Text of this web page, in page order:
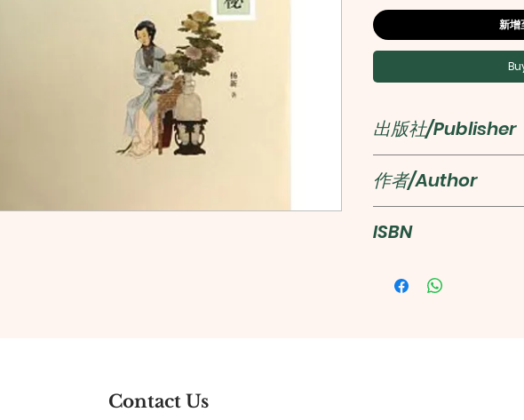
新增
出版社/Publisher
紫禁城出版社
作者/Author
ISBN
Contact Us